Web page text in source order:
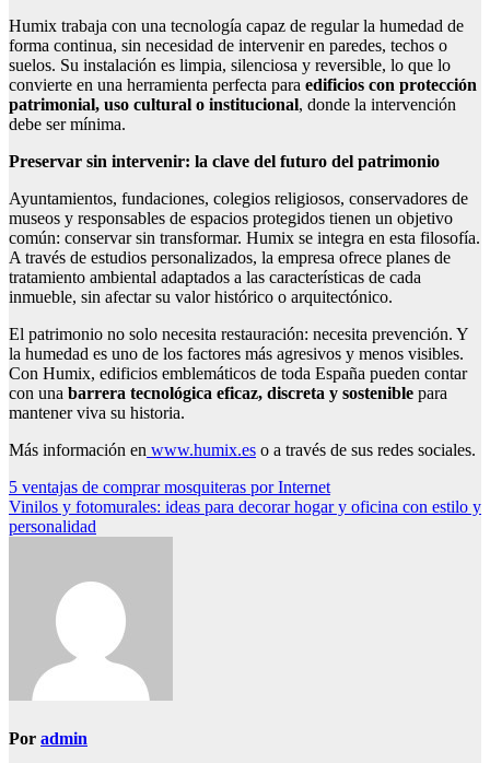
Humix trabaja con una tecnología capaz de regular la humedad de
forma continua, sin necesidad de intervenir en paredes, techos o
suelos. Su instalación es limpia, silenciosa y reversible, lo que lo
convierte en una herramienta perfecta para edificios con protección
patrimonial, uso cultural o institucional, donde la intervención
debe ser mínima.
Preservar sin intervenir: la clave del futuro del patrimonio
Ayuntamientos, fundaciones, colegios religiosos, conservadores de
museos y responsables de espacios protegidos tienen un objetivo
común: conservar sin transformar. Humix se integra en esta filosofía.
A través de estudios personalizados, la empresa ofrece planes de
tratamiento ambiental adaptados a las características de cada
inmueble, sin afectar su valor histórico o arquitectónico.
El patrimonio no solo necesita restauración: necesita prevención. Y
la humedad es uno de los factores más agresivos y menos visibles.
Con Humix, edificios emblemáticos de toda España pueden contar
con una barrera tecnológica eficaz, discreta y sostenible para
mantener viva su historia.
Más información en www.humix.es o a través de sus redes sociales.
Navegación
de
5 ventajas de comprar mosquiteras por Internet
Vinilos y fotomurales: ideas para decorar hogar y oficina con estilo y
personalidad
Por admin